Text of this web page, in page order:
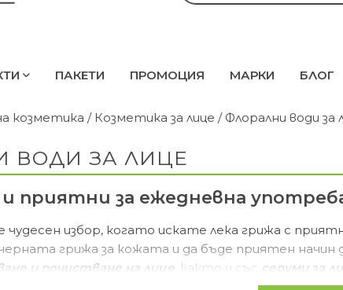
ПАКЕТИ ПРОМОЦИЯ МАРКИ БЛОГ
козметика / Козметика за лице / Флорални води за
ВОДИ ЗА ЛИЦЕ
приятни за ежедневна
чудесен избор, когато искате лека грижа с
грижа за кожата и да бъде приятен начин
и почистване на лице , както и със серуми за